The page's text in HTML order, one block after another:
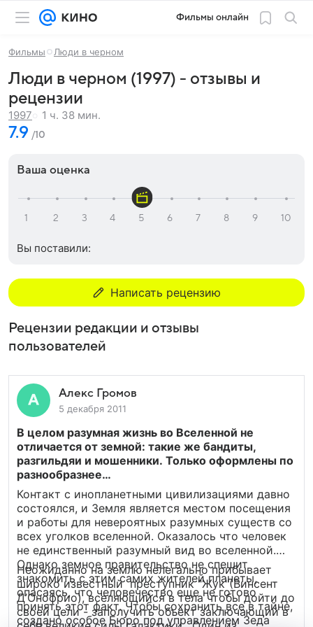
Фильмы онлайн
Фильмы Люди в черном
Люди в черном (1997) - отзывы и
рецензии
1997 1 ч. 38 мин.
7.9 /10
Ваша оценка
Вы поставили:
Написать рецензию
Рецензии редакции и отзывы
пользователей
Алекс Громов
5 декабря 2011
В целом разумная жизнь во Вселенной не
отличается от земной: такие же бандиты,
разгильдяи и мошенники. Только оформлены по
разнообразнее…
Контакт с инопланетными цивилизациями давно
состоялся, и Земля является местом посещения
и работы для невероятных разумных существ со
всех уголков вселенной. Оказалось что человек
не единственный разумный вид во вселенной.
Однако земное правительство не спешит
знакомить с этим самих жителей планеты,
опасаясь, что человечество еще не готово
принять этот факт. Чтобы сохранить все в тайне,
создано особое Бюро под управлением Зеда
Неожиданно на землю нелегально прибывает
широко известный преступник "Жук"(Винсент
Д’Онофрио), вселяющийся в тела чтобы дойти до
своей цели - заполучить объект заключающий в